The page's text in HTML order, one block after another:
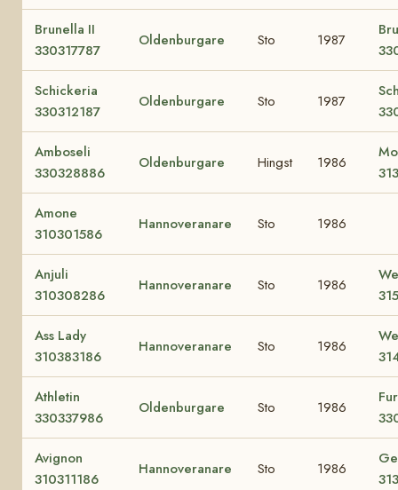
Brunella II
330317787
Oldenburgare Sto 1987
Schickeria
330312187
Oldenburgare Sto 1987
Amboseli
330328886
Oldenburgare Hingst 1986
Amone
310301586
Hannoveranare Sto 1986
Anjuli
310308286
Hannoveranare Sto 1986
Ass Lady
310383186
Hannoveranare Sto 1986
Athletin
330337986
Oldenburgare Sto 1986
Avignon
310311186
Hannoveranare Sto 1986